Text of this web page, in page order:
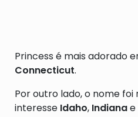
Princess é mais adorado
Connecticut.
Por outro lado, o nome
interesse Idaho, Indianae